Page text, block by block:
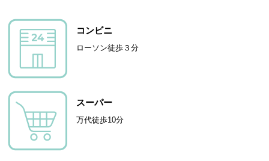
コンビニ
ローソン徒歩３分
スーパー
万代徒歩10分